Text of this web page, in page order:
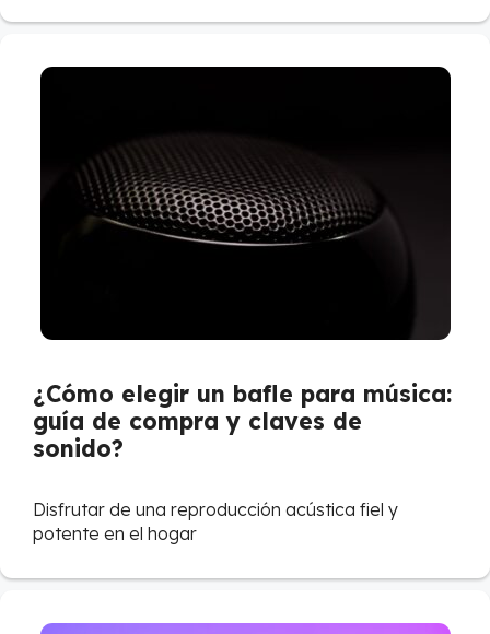
¿Cómo elegir un bafle para música:
guía de compra y claves de
sonido?
Disfrutar de una reproducción acústica fiel y
potente en el hogar